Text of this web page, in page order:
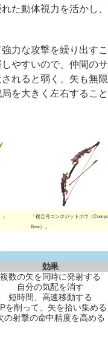
た動体視力を活かし、
力な攻撃を繰り出すこ
やすいので、仲間のサ
れると弱く、矢も無限
を大きく左右すること
「複合弓コンポジットボウ（
Bow）」
効果
複数の矢を同時に発射する
自分の気配を消す
短時間、高速移動する
を削って、矢を拾い集める
の射撃の命中精度を高める